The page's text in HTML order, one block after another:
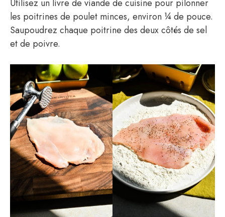
Utilisez un livre de viande de cuisine pour pilonner
les poitrines de poulet minces, environ ¼ de pouce.
Saupoudrez chaque poitrine des deux côtés de sel
et de poivre.